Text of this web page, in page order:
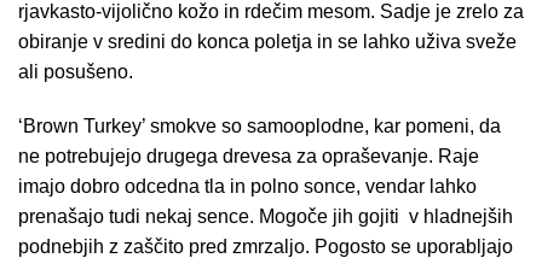
rjavkasto-vijolično kožo in rdečim mesom. Sadje je zrelo za
obiranje v sredini do konca poletja in se lahko uživa sveže
ali posušeno.
‘Brown Turkey’ smokve so samooplodne, kar pomeni, da
ne potrebujejo drugega drevesa za opraševanje. Raje
imajo dobro odcedna tla in polno sonce, vendar lahko
prenašajo tudi nekaj sence. Mogoče jih gojiti v hladnejših
podnebjih z zaščito pred zmrzaljo. Pogosto se uporabljajo